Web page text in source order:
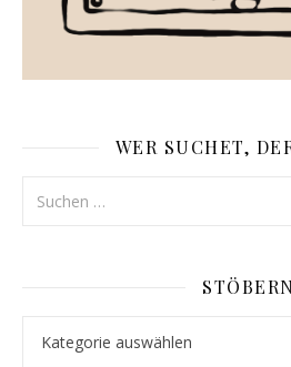
WER SUCHET,
STÖBERN